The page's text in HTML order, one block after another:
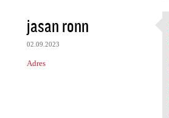
jasan ronn
02.09.2023
Adres